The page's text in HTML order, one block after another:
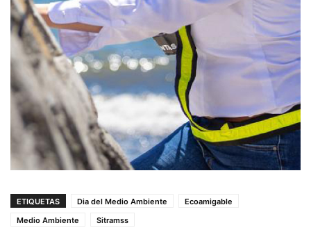
ETIQUETAS Dia del Medio Ambiente
Ecoamigable
Medio Ambiente
Sitramss